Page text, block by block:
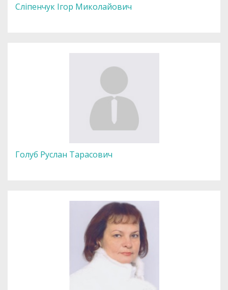
Сліпенчук Ігор Миколайович
Голуб Руслан Тарасович